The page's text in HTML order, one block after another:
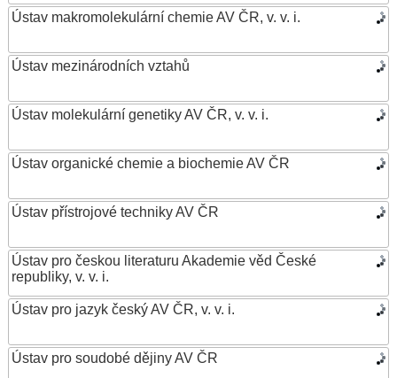
Ústav makromolekulární chemie AV ČR, v. v. i.
Ústav mezinárodních vztahů
Ústav molekulární genetiky AV ČR, v. v. i.
Ústav organické chemie a biochemie AV ČR
Ústav přístrojové techniky AV ČR
Ústav pro českou literaturu Akademie věd České
republiky, v. v. i.
Ústav pro jazyk český AV ČR, v. v. i.
Ústav pro soudobé dějiny AV ČR